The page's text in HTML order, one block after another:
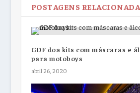
POSTAGENS
GDF doa kits com máscaras e
para motoboys
abril 26, 2020